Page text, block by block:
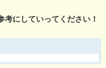
にしていってください！